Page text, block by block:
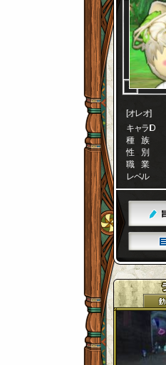
[オレオ]
キャラID
種 族
性 別
職 業
レベル